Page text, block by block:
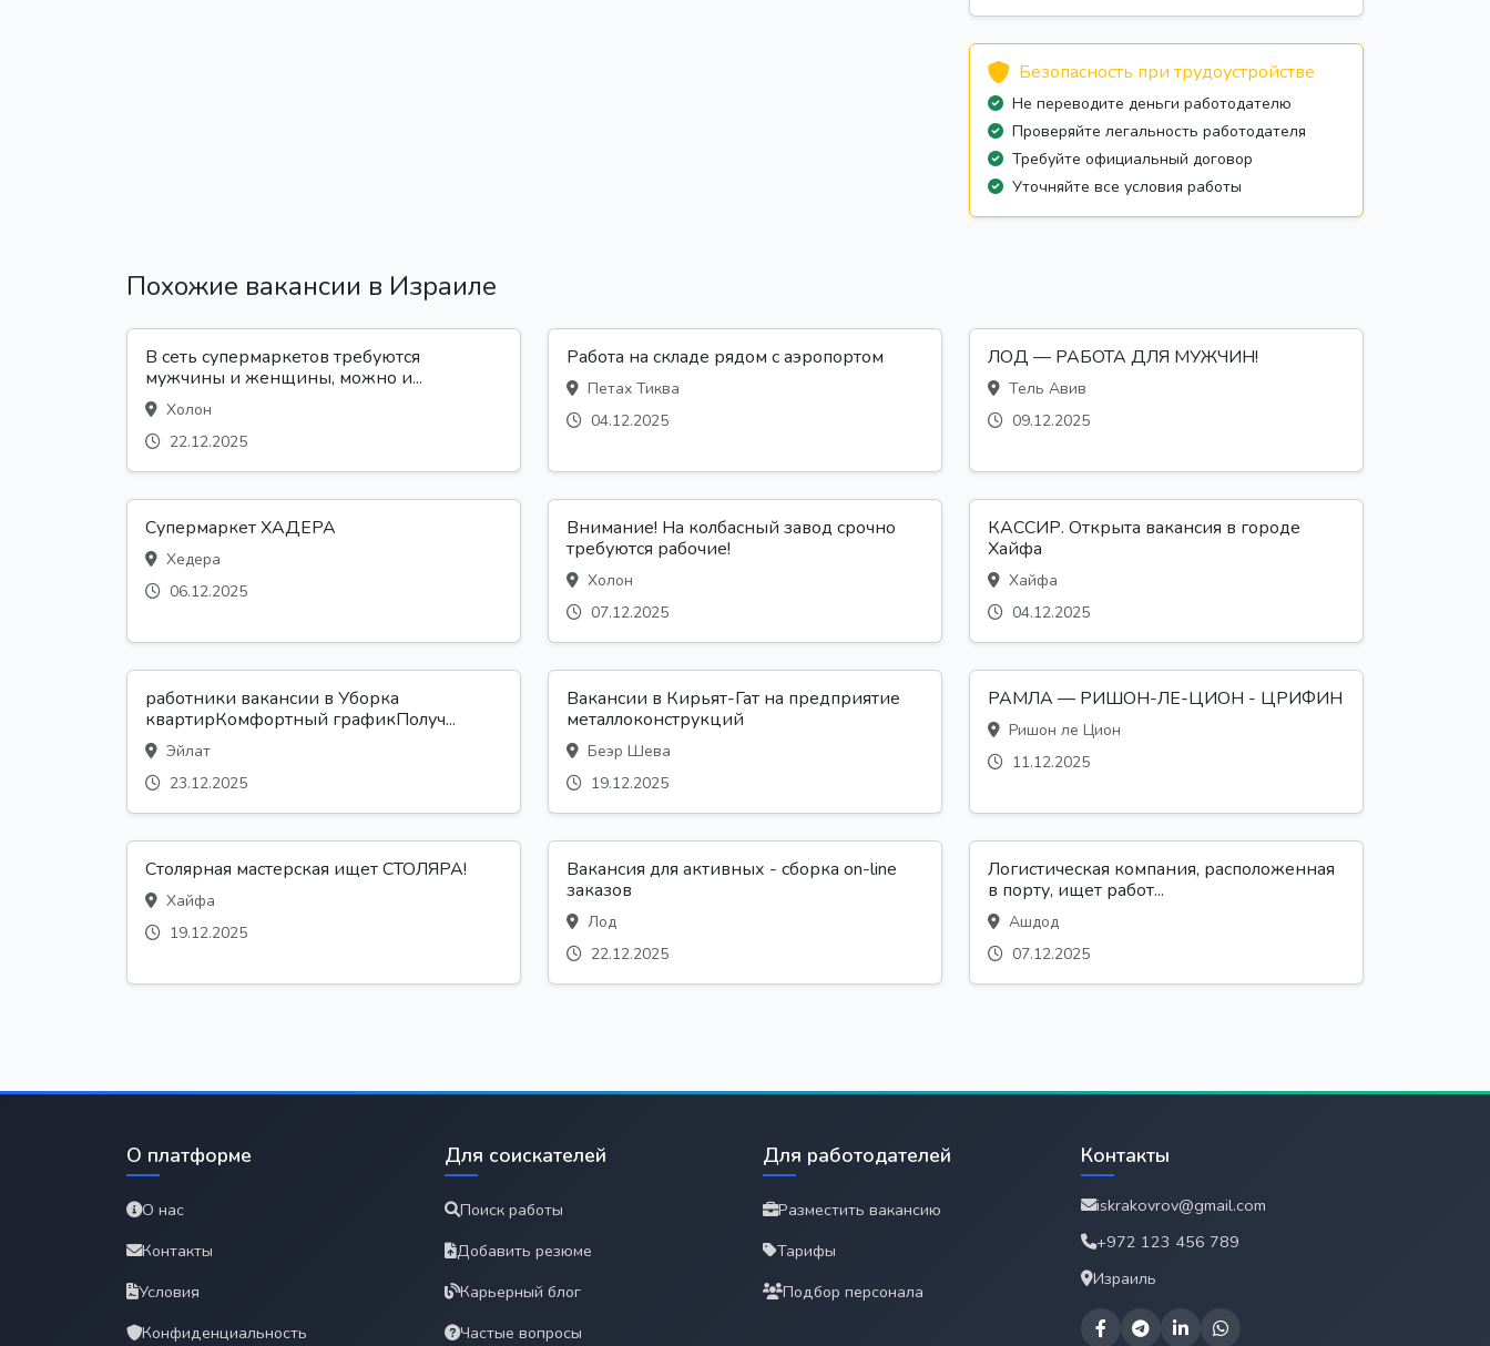
Безопасность при трудоустройстве
Не переводите деньги работодателю
Проверяйте легальность работодателя
Требуйте официальный договор
Уточняйте все условия работы
Похожие вакансии в Израиле
В сеть супермаркетов требуются
мужчины и женщины, можно и...
Холон
22.12.2025
Работа на складе рядом с аэропортом
Петах Тиква
04.12.2025
ЛОД — РАБОТА ДЛЯ МУЖЧИН!
Тель Авив
09.12.2025
Супермаркет ХАДЕРА
Хедера
06.12.2025
Внимание! На колбасный завод срочно
требуются рабочие!
Холон
07.12.2025
КАССИР. Открыта вакансия в городе
Хайфа
Хайфа
04.12.2025
работники вакансии в Уборка
квартирКомфортный графикПолуч...
Эйлат
23.12.2025
Вакансии в Кирьят-Гат на предприятие
металлоконструкций
Беэр Шева
19.12.2025
РАМЛА — РИШОН-ЛЕ-ЦИОН - ЦРИФИН
Ришон ле Цион
11.12.2025
Столярная мастерская ищет СТОЛЯРА!
Хайфа
19.12.2025
Вакансия для активных - сборка on-line
заказов
Лод
22.12.2025
Логистическая компания, расположенная
в порту, ищет работ...
Ашдод
07.12.2025
О платформе
О нас
Контакты
Условия
Конфиденциальность
Для соискателей
Поиск работы
Добавить резюме
Карьерный блог
Частые вопросы
Для работодателей
Разместить вакансию
Тарифы
Подбор персонала
Контакты
iskrakovrov@gmail.com
+972 123 456 789
Израиль